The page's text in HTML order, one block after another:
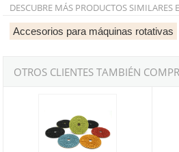
DESCUBRE MÁS PRODUCTOS SIMILARES
Accesorios para máquinas rotativas
OTROS CLIENTES TAMBIÉN